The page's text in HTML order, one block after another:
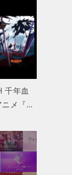
千年血
ニメ『…